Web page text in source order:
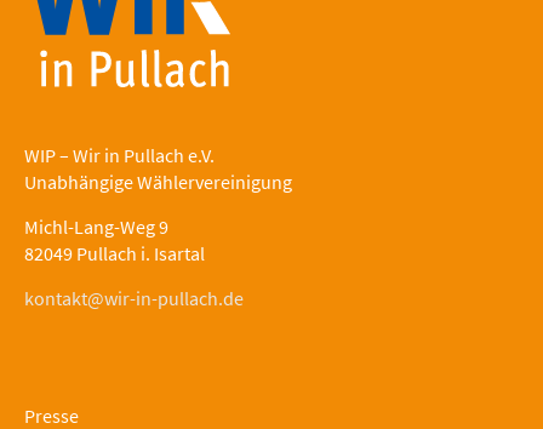
WIP – Wir in Pullach e.V.
Unabhängige Wählervereinigung
Michl-Lang-Weg 9
82049 Pullach i. Isartal
kontakt@wir-in-pullach.de
Presse